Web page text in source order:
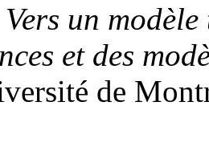
Vers un
et des
de